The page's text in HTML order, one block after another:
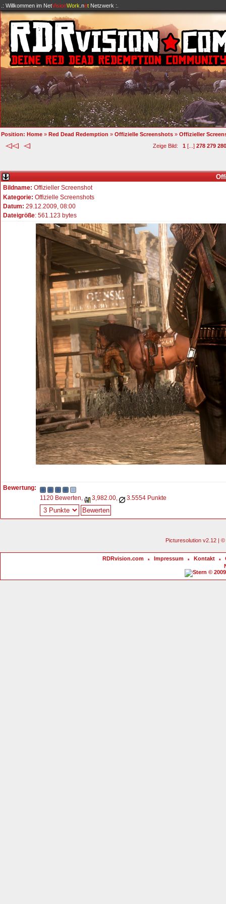
.: Willkommen im NetVisionWork .netNetzwerk :.
Position: Home » Red Dead Redemption » Offizielle Screenshots » Offizieller
Zeige Bild: 1 [...] 278 279 280
Bildname: Offizieller Screenshot
Kategorie: Offizielle Screenshots
Datum: 29.12.2009, 08:00
Dateigröße: 561.123 bytes
Bewertung:
1120 Bewerten,
3,982.00, 3.5554 Punkte
Picturesolution v2.12 |
RDRvision.com * Impressum * Kontakt *
©